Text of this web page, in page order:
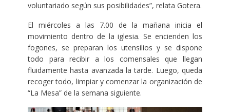
voluntariado según sus posibilidades”, relata Gotera.
El miércoles a las 7.00 de la mañana inicia el
movimiento dentro de la iglesia. Se encienden los
fogones, se preparan los utensilios y se dispone
todo para recibir a los comensales que llegan
fluidamente hasta avanzada la tarde. Luego, queda
recoger todo, limpiar y comenzar la organización de
“La Mesa” de la semana siguiente.